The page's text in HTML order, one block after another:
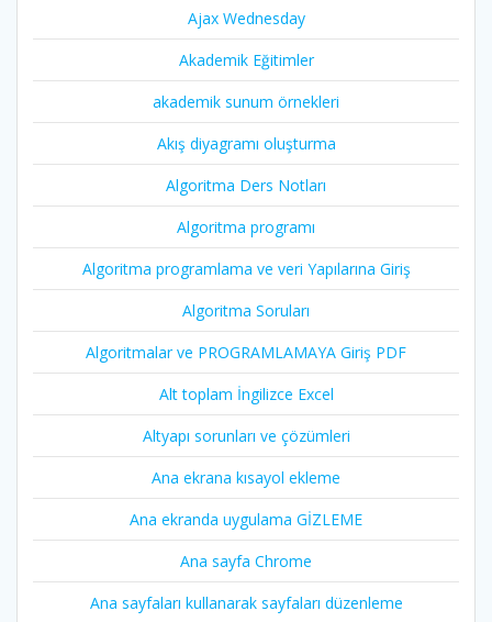
Ajax Wednesday
Akademik Eğitimler
akademik sunum örnekleri
Akış diyagramı oluşturma
Algoritma Ders Notları
Algoritma programı
Algoritma programlama ve veri Yapılarına Giriş
Algoritma Soruları
Algoritmalar ve PROGRAMLAMAYA Giriş PDF
Alt toplam İngilizce Excel
Altyapı sorunları ve çözümleri
Ana ekrana kısayol ekleme
Ana ekranda uygulama GİZLEME
Ana sayfa Chrome
Ana sayfaları kullanarak sayfaları düzenleme